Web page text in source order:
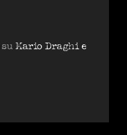
su Mario Draghi e